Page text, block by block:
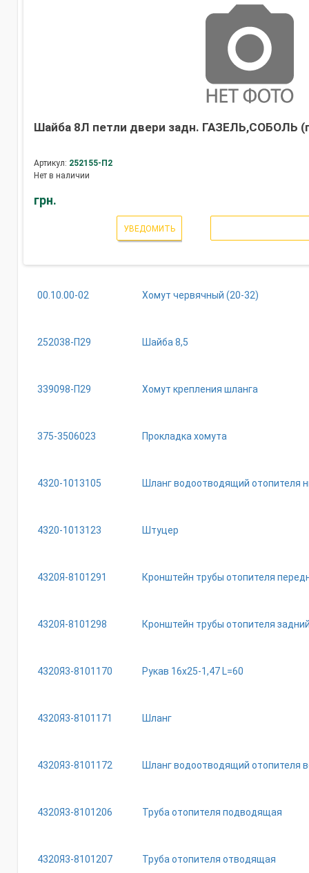
Шайба 8Л петли двери задн. ГАЗЕЛЬ,СОБОЛЬ
Артикул: 252155-П2
Нет в наличии
грн.
УВЕДОМИТЬ
00.10.00-02 Хомут червячный (20-32)
252038-П29 Шайба 8,5
339098-П29 Хомут крепления шланга
375-3506023 Прокладка хомута
4320-1013105 Шланг водоотводящий отопителя
4320-1013123 Штуцер
4320Я-8101291 Кронштейн трубы отопителя
4320Я-8101298 Кронштейн трубы отопителя
4320Я3-8101170 Рукав 16х25-1,47 L=60
4320Я3-8101171 Шланг
4320Я3-8101172 Шланг водоотводящий отопителя
4320Я3-8101206 Труба отопителя подводящая
4320Я3-8101207 Труба отопителя отводящая